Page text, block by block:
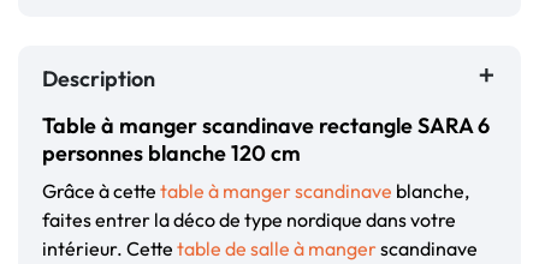
Description
Table à manger scandinave rectangle SARA 6
personnes blanche 120 cm
Grâce à cette table à manger scandinave blanche,
faites entrer la déco de type nordique dans votre
intérieur. Cette table de salle à mangerscandinave